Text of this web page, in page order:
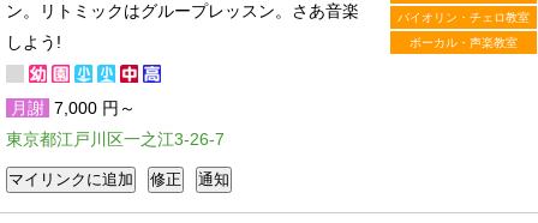
バイオリン・チェロ教室
ボーカル・声楽教室
ン。リトミックはグループレッスン。さあ音楽
しよう!
月謝 7,000 円～
東京都江戸川区一之江3-26-7